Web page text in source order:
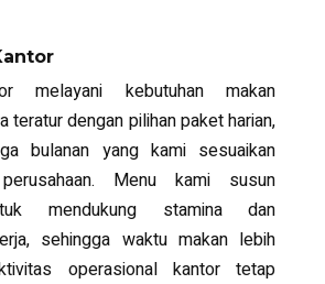
melayani kebutuhan makan
teratur dengan pilihan paket harian,
bulanan yang kami sesuaikan
Menu kami susun
mendukung stamina dan
sehingga waktu makan lebih
operasional kantor tetap